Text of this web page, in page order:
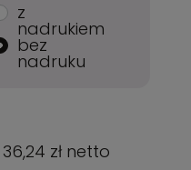
z
nadrukiem
bez
nadruku
36,24 zł netto